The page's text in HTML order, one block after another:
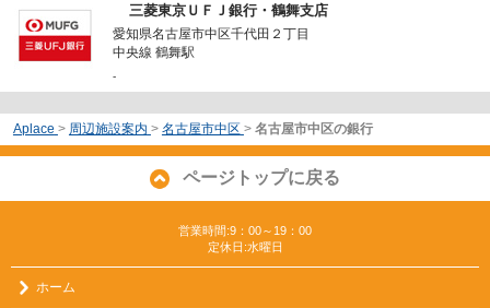
三菱東京ＵＦＪ銀行・鶴舞支店
愛知県名古屋市中区千代田２丁目
中央線 鶴舞駅
-
Aplace > 周辺施設案内 > 名古屋市中区 > 名古屋市中区の銀行
ページトップに戻る
営業時間:9：00～19：00
定休日:水曜日
ホーム